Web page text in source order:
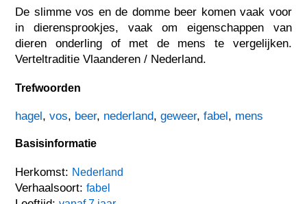
De slimme vos en de domme beer komen vaak voor
in dierensprookjes, vaak om eigenschappen van
dieren onderling of met de mens te vergelijken.
Verteltraditie Vlaanderen / Nederland.
Trefwoorden
hagel,vos, beer, nederland,geweer,fabel, mens
Basisinformatie
Herkomst: Nederland
Verhaalsoort:fabel